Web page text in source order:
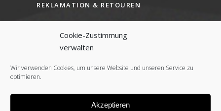
Cookie-Zustimmung
verwalten
Wir verwenden Cookies, um unsere Website und unseren Service zu
optimieren.
Akzeptieren
REKLAMATION & RETOUREN
AGB (B2B)
COOKIE-RICHTLINIE (EU)